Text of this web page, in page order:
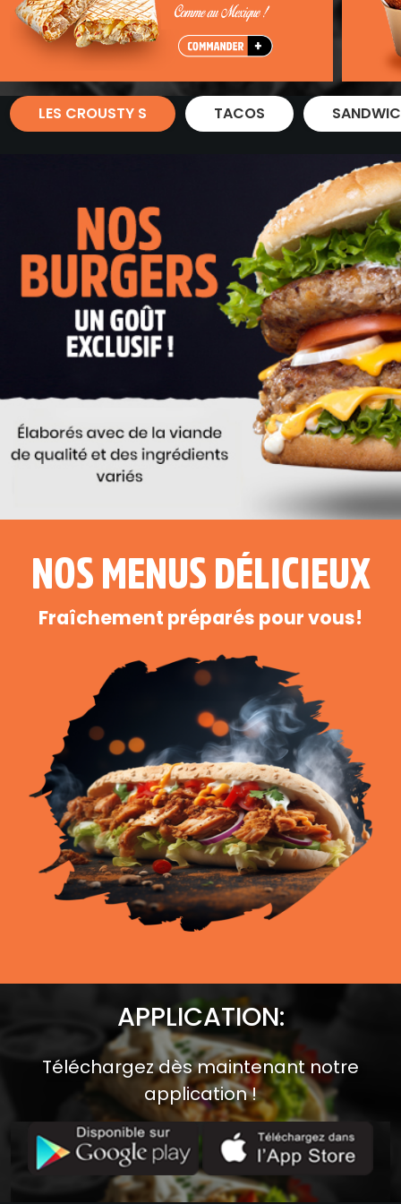
Zones de Livraison
LES CROUSTY S TACOS
NOS MENUS DÉLICIEUX
Fraîchement préparés pour vous!
APPLICATION:
Téléchargez dès maintenant notre
application !